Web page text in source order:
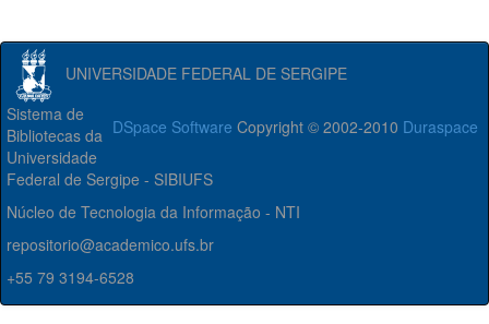
UNIVERSIDADE FEDERAL DE SERGIPE
DSpace Software Copyright © 2002-2010 Duraspace
Sistema de
Bibliotecas da
Universidade
Federal de Sergipe - SIBIUFS
Núcleo de Tecnologia da Informação - NTI
repositorio@academico.ufs.br
+55 79 3194-6528